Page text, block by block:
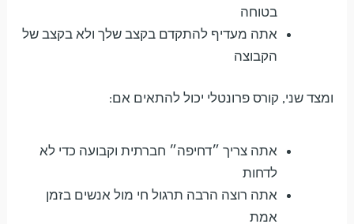
בטוחה
אתה מעדיף להתקדם בקצב שלך ולא בקצב של
הקבוצה
ומצד שני, קורס פרונטלי יכול להתאים אם:
אתה צריך ״דחיפה״ חברתית וקבועה כדי לא
לדחות
אתה רוצה הרבה תרגול חי מול אנשים בזמן
אמת